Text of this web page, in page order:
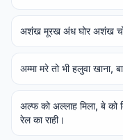
अशंख मूरख अंध घोर अशंख
अम्मा मरे तो भी हलुवा खाना,
अल्फ को अल्लाह मिला, बे को
रेल का राही।